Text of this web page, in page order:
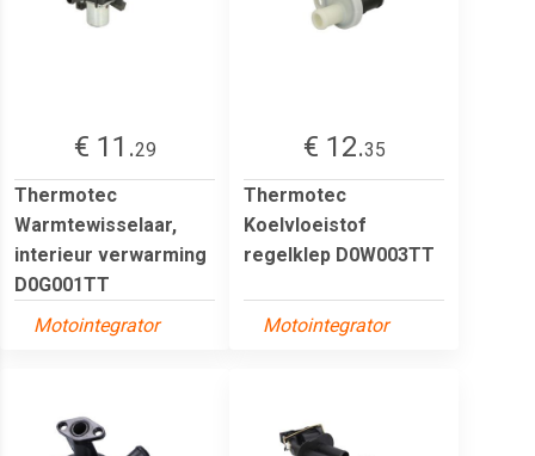
€ 11.29
Thermotec
Warmtewisselaar,
interieur verwarming
D0G001TT
Motointegrator
€ 12.35
Thermotec
Koelvloeistof
regelklep D0W003TT
Motointegrator